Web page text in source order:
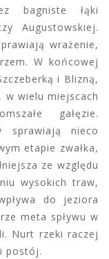
bagniste łąki
Augustowskiej.
wrażenie,
W końcowej
i Blizną,
w wielu miejscach
gałęzie.
sprawiają nieco
etapie zwałka,
ze względu
wysokich traw,
do jeziora
meta spływu w
Nurt rzeki raczej
postój.